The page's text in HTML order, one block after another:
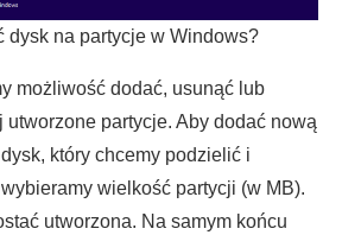
dysk na partycje w Windows?
możliwość dodać, usunąć lub
partycje. Aby dodać nową
który chcemy podzielić i
wielkość partycji (w MB).
utworzona. Na samym końcu